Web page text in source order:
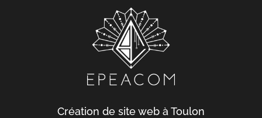
Création de site web à Toulon